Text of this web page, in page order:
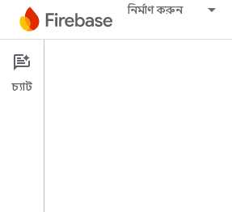
নির্মাণ করুন
Documentation
ওভারভিউ
চ্যাট